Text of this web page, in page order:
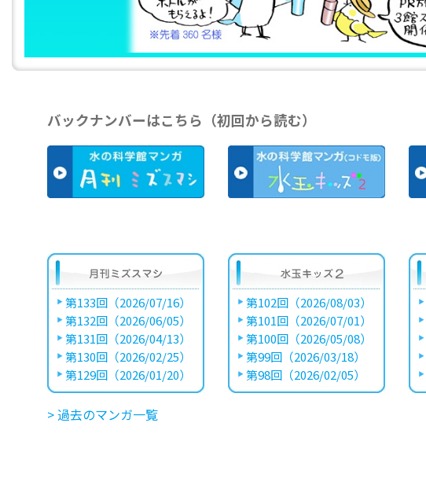
バックナンバーはこちら（初回から読む）
第133回（2026/07/16）
第132回（2026/06/05）
第131回（2026/04/13）
第130回（2026/02/25）
第129回（2026/01/20）
第102回（2026/08/03）
第101回（2026/07/01）
第100回（2026/05/08）
第99回（2026/03/18）
第98回（2026/02/05）
> 過去のマンガ一覧